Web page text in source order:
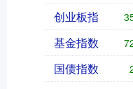
创业板指
基金指数
国债指数